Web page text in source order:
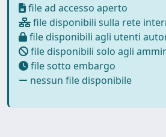
file ad accesso aperto
file disponibili sulla rete
file disponibili agli utenti
file disponibili solo agli
file sotto embargo
nessun file disponibile